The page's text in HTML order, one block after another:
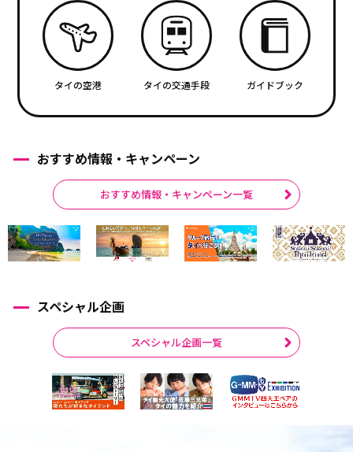
タイの空港 タイの交通手段 ガイドブック
おすすめ情報・キャンペーン
おすすめ情報・キャンペーン一覧
スペシャル企画
スペシャル企画一覧